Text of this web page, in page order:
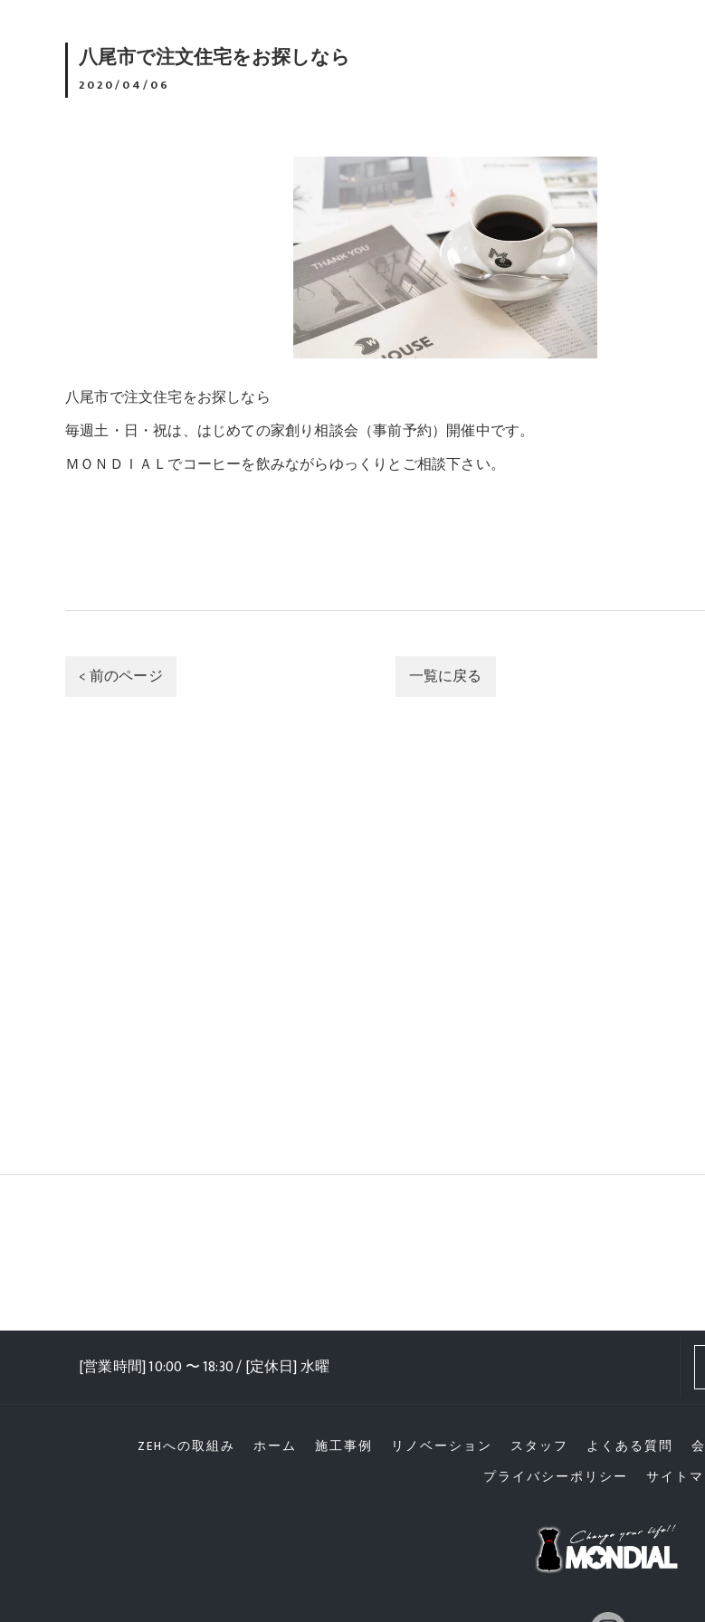
八尾市で注文住宅をお探しなら
2020/04/06
八尾市で注文住宅をお探しなら
毎週土・日・祝は、はじめての家創り相談会（事前予約）開催中です。
ＭＯＮＤＩＡＬでコーヒーを飲みながらゆっくりとご相談下さい。
< 前のページ 一覧に戻る
[営業時間] 10:00 〜 18:30 / [定休日] 水曜
ZEHへの取組み ホーム 施工事例 リノベーション スタッフ よくある質問
プライバシーポリシー
サイト